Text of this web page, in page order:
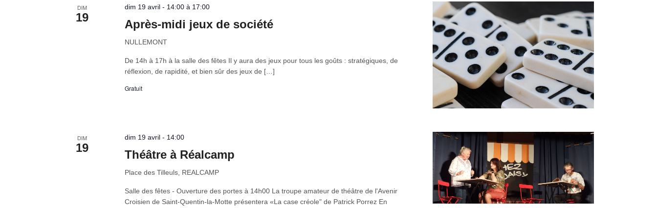
DIM
19
dim 19 avril - 14:00 à 17:00
Après-midi jeux de société
NULLEMONT
De 14h à 17h à la salle des fêtes Il y aura des jeux pour tous les goûts : stratégiques, de
réflexion, de rapidité, et bien sûr des jeux de […]
Gratuit
DIM
19
dim 19 avril - 14:00
Théâtre à Réalcamp
Place des Tilleuls, REALCAMP
Salle des fêtes - Ouverture des portes à 14h00 La troupe amateur de théâtre de l'Avenir
Croisien de Saint-Quentin-la-Motte présentera «La case créole" de Patrick Porrez En